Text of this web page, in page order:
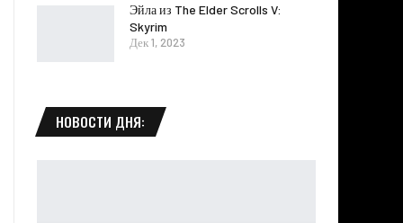
Эйла из The Elder Scrolls V:
Skyrim
Дек 1, 2023
НОВОСТИ ДНЯ: